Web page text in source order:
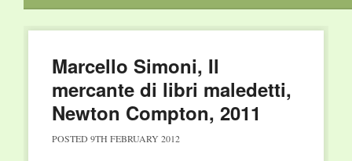
Marcello Simoni, Il
mercante di libri maledetti,
Newton Compton, 2011
POSTED 9TH FEBRUARY 2012